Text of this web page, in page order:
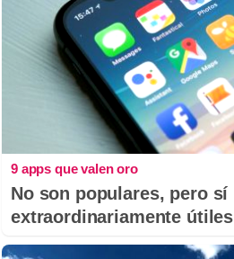
9 apps que valen oro
No son populares, pero sí
extraordinariamente útiles